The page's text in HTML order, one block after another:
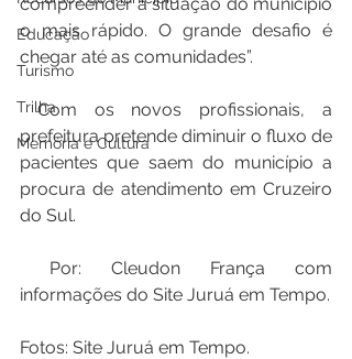
Educação
Turismo
Trilha
Memória e Cultura
o mais rápido. O grande desafio é
chegar até as comunidades”.
Com os novos profissionais, a
prefeitura pretende diminuir o fluxo de
pacientes que saem do município a
procura de atendimento em Cruzeiro
do Sul.
informações do Site Juruá em Tempo.
Fotos: Site Juruá em Tempo.